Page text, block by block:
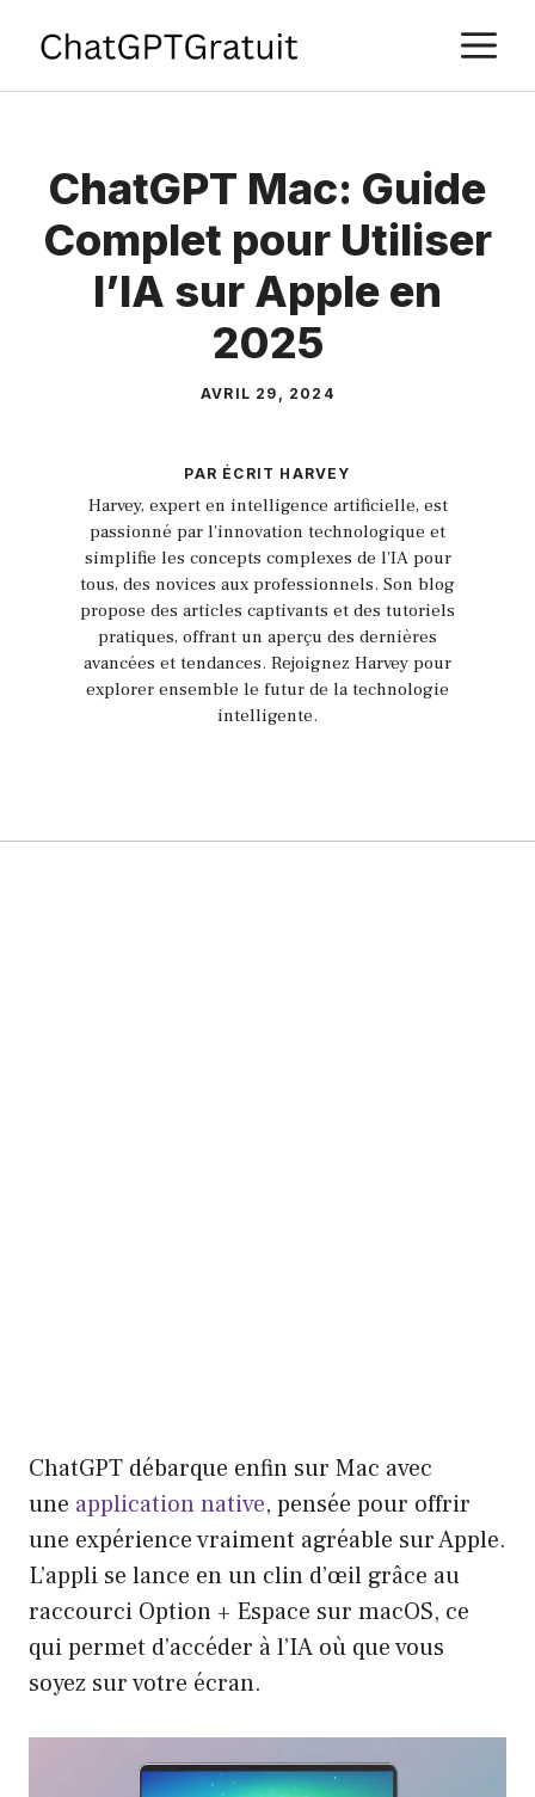
contenu
ChatGPT Mac: Guide
Complet pour Utiliser
l’IA sur Apple en
2025
AVRIL 29, 2024
PAR ÉCRIT HARVEY
Harvey, expert en intelligence artificielle, est
passionné par l'innovation technologique et
simplifie les concepts complexes de l'IA pour
tous, des novices aux professionnels. Son blog
propose des articles captivants et des tutoriels
pratiques, offrant un aperçu des dernières
avancées et tendances. Rejoignez Harvey pour
explorer ensemble le futur de la technologie
intelligente.
ChatGPT débarque enfin sur Mac avec
une application native, pensée pour offrir
une expérience vraiment agréable sur Apple.
L’appli se lance en un clin d’œil grâce au
raccourci Option + Espace sur macOS, ce
qui permet d’accéder à l’IA où que vous
soyez sur votre écran.